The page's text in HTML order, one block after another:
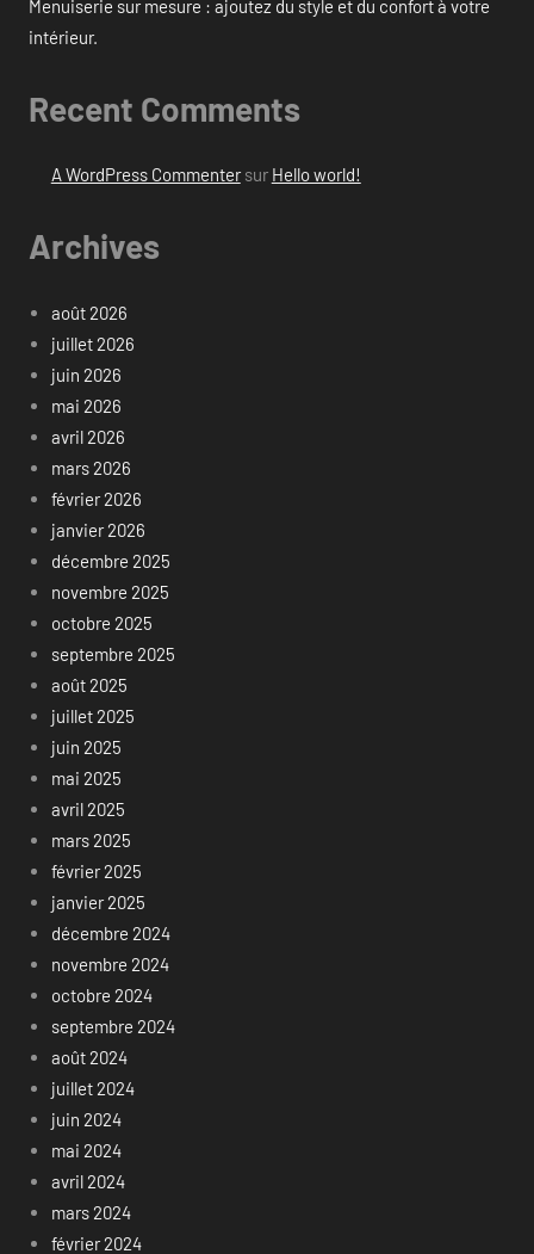
Menuiserie sur mesure : ajoutez du style et du confort à votre
intérieur.
Recent Comments
A WordPress Commentersur Hello world!
Archives
août 2026
juillet 2026
juin 2026
mai 2026
avril 2026
mars 2026
février 2026
janvier 2026
décembre 2025
novembre 2025
octobre 2025
septembre 2025
août 2025
juillet 2025
juin 2025
mai 2025
avril 2025
mars 2025
février 2025
janvier 2025
décembre 2024
novembre 2024
octobre 2024
septembre 2024
août 2024
juillet 2024
juin 2024
mai 2024
avril 2024
mars 2024
février 2024